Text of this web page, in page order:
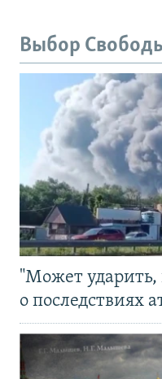
Выбор
"Может ударить,
о последствиях